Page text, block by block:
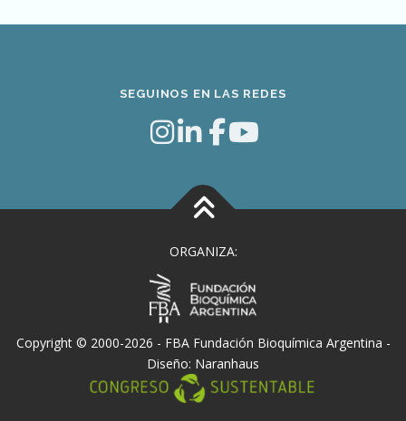
SEGUINOS EN LAS REDES
ORGANIZA:
Copyright © 2000-2026 - FBA Fundación Bioquímica Argentina -
Diseño: Naranhaus